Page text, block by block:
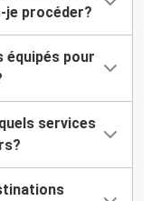
je procéder?
équipés pour
services